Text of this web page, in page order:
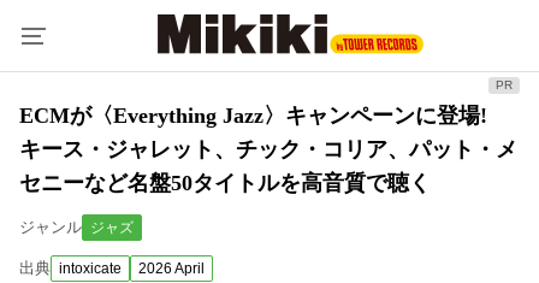
ECMが〈Everything Jazz〉キャンペーンに登場!
キース・ジャレット、チック・コリア、パット・メ
セニーなど名盤50タイトルを高音質で聴く
ジャンル ジャズ
出典 intoxicate 2026 April